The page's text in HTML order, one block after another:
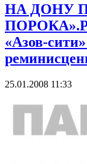
НА ДОНУ
«Азов-
25.01.2008 11:33